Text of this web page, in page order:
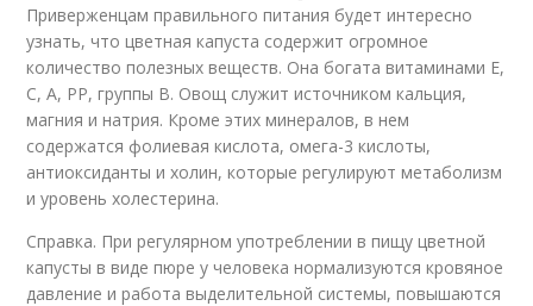
Приверженцам правильного питания будет интересно
узнать, что цветная капуста содержит огромное
количество полезных веществ. Она богата витаминами Е,
С, А, РР, группы В. Овощ служит источником кальция,
магния и натрия. Кроме этих минералов, в нем
содержатся фолиевая кислота, омега-3 кислоты,
антиоксиданты и холин, которые регулируют метаболизм
и уровень холестерина.
Справка. При регулярном употреблении в пищу цветной
капусты в виде пюре у человека нормализуются кровяное
давление и работа выделительной системы, повышаются